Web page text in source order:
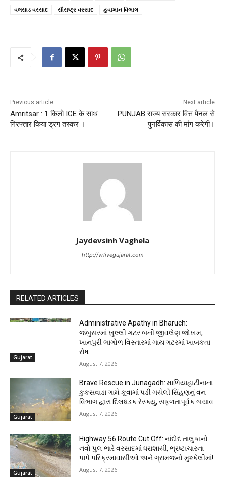
વલસાડ વરસાદ
સૌરાષ્ટ્ર વરસાદ હવામાન વિભાગ
Previous article
Amritsar : 1 किलो ICE के साथ
गिरफ्तार किया ड्रग तस्कर ।
Next article
PUNJAB राज्य सरकार वित्त पैनल से
पुनर्विकास की मांग करेगी।
Jaydevsinh Vaghela
http://vrlivegujarat.com
RELATED ARTICLES
Gujarat
Administrative Apathy in Bharuch:
જંબુસરમાં ખુલ્લી ગટર બની જીવલેણ જોખમ,
ખાનપુરી ભાગોળ વિસ્તારમાં ગાય ગટરમાં ખાબકતા
રોષ
August 7, 2026
Gujarat
Brave Rescue in Junagadh: માળિયાહાટીનાના
કુકસવાડા ગામે કૂવામાં પડી ગયેલી સિંહણનું વન
વિભાગ દ્વારા દિલધડક રેસ્ક્યુ, સફળતાપૂર્વક બચાવ
August 7, 2026
Gujarat
Highway 56 Route Cut Off: નાંદોદ તાલુકાનો
નવો પુલ ભારે વરસાદમાં ધરાશાયી, ભ્રષ્ટાચારના
પાપે પરિક્રમાવાસીઓ અને ગ્રામજનો મુશ્કેલીમાં!
August 7, 2026